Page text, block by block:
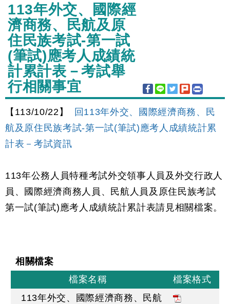
:::
113年外交、國際經
濟商務、民航及原
住民族考試-第一試
(筆試)應考人成績統
計累計表－考試舉
行相關事宜
【113/10/22】
回113年外交、國際經濟商務、民
航及原住民族考試-第一試(筆試)應考人成績統計累
計表－考試資訊
113年公務人員特種考試外交領事人員及外交行政人
員、國際經濟商務人員、民航人員及原住民族考試
第一試(筆試)應考人成績統計累計表請見相關檔案。
相關檔案
檔案名稱
檔案格式
113年外交、國際經濟商務、民航